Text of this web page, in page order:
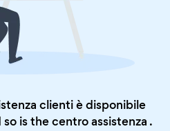
clienti è disponibile
is thecentro assistenza .